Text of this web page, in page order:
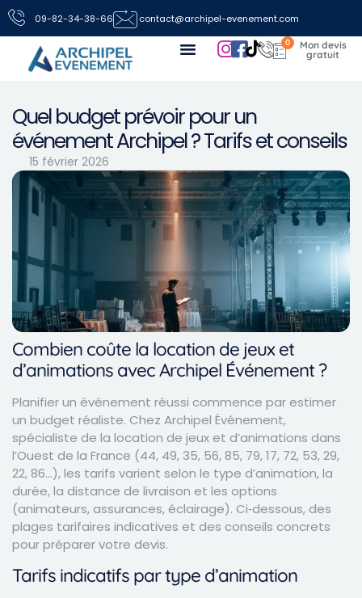
09-82-34-38-66 contact@archipel-evenement.com
0
Quel budget prévoir pour un
événement Archipel ? Tarifs et conseils
15 février 2026
Combien coûte la location de jeux et
d’animations avec Archipel Événement ?
Planifier un événement réussi commence par estimer
un budget réaliste. Chez Archipel Événement,
spécialiste de la location de jeux et d’animations dans
l’Ouest de la France (44, 49, 35, 56, 85, 79, 17, 72, 53, 29,
22, 86…), les tarifs varient selon le type d’animation, la
durée, la distance de livraison et les options
(animateurs, assurances, éclairage). Ci‑dessous, des
plages tarifaires indicatives et des conseils concrets
pour préparer votre devis.
Tarifs indicatifs par type d’animation